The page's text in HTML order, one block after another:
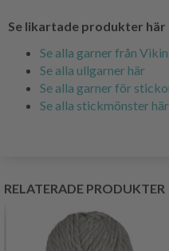
Se likartade produkter här
Se alla garner från
Se alla ullgarner här
Se alla garner för
Se alla stickmönster här
RELATERADE PRODUKTER